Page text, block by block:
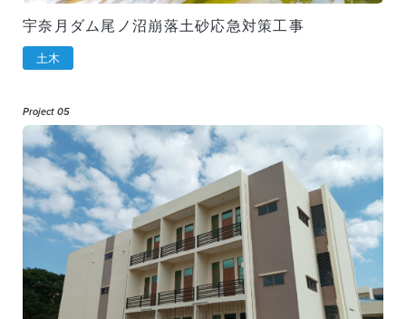
宇奈月ダム尾ノ沼崩落土砂応急対策工事
土木
Project 05